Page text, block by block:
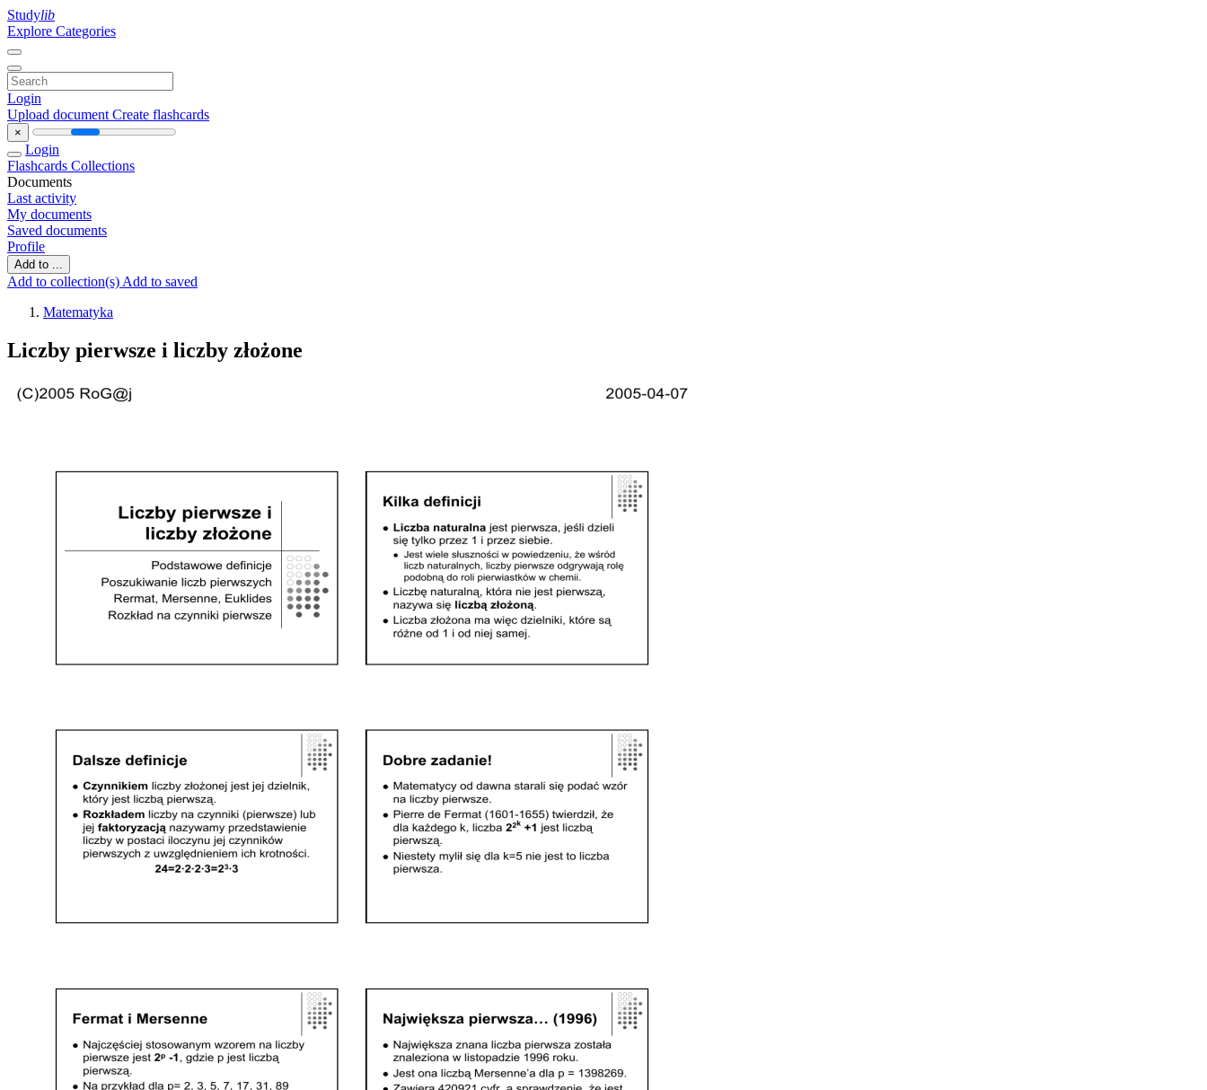
Studylib
Explore Categories
Login
Upload document Create flashcards
×
Login
Flashcards Collections
Documents
Last activity
My documents
Saved documents
Profile
Add to ...
Add to collection(s) Add to saved
Matematyka
Liczby pierwsze i liczby złożone